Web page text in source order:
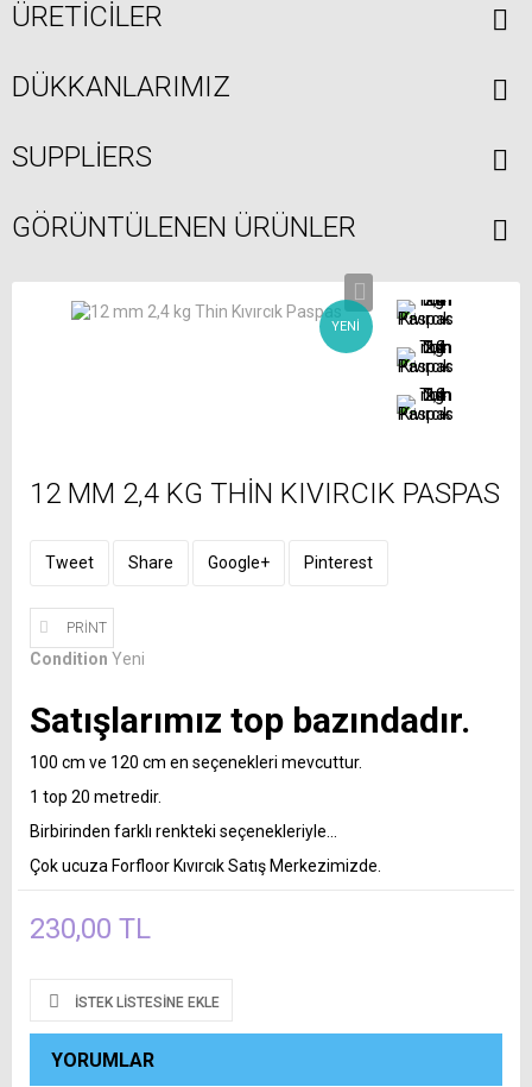
ÜRETICILER
DÜKKANLARIMIZ
SUPPLIERS
GÖRÜNTÜLENEN ÜRÜNLER
YENI
12 MM 2,4 KG THIN KIVIRCIK PASPAS
Tweet Share Google+ Pinterest
PRINT
Condition Yeni
Satışlarımız top bazındadır.
100 cm ve 120 cm en seçenekleri mevcuttur.
1 top 20 metredir.
Birbirinden farklı renkteki seçenekleriyle...
Çok ucuza Forfloor Kıvırcık Satış Merkezimizde.
230,00 TL
İSTEK LISTESINE EKLE
YORUMLAR